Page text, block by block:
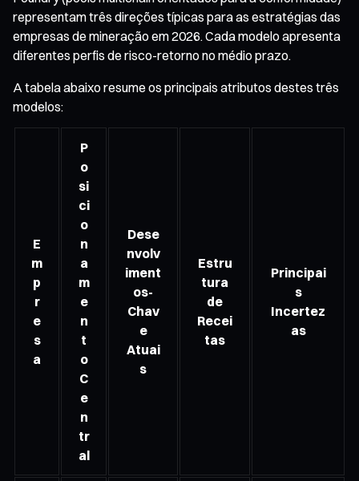
representam três direções típicas para as estratégias das
empresas de mineração em 2026. Cada modelo apresenta
diferentes perfis de risco-retorno no médio prazo.
A tabela abaixo resume os principais atributos destes três
modelos:
E
m
p
r
e
s
a
P
o
si
ci
o
n
a
m
e
n
t
o
C
e
n
tr
al
Dese
nvolv
iment
os-
Chav
e
Atuai
s
Estru
tura
de
Recei
tas
Principai
s
Incertez
as